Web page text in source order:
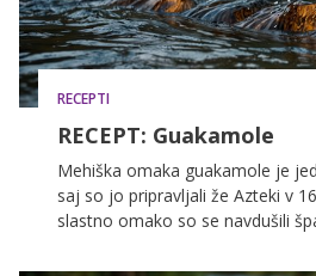
RECEPTI
RECEPT: Guakamole
Mehiška omaka guakamole je
saj so jo pripravljali že Azteki v
slastno omako so se navdušili